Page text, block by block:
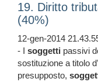
19. Diritto
(40%)
12-gen-2014
- I soggetti passivi
sostituzione a titolo
presupposto,